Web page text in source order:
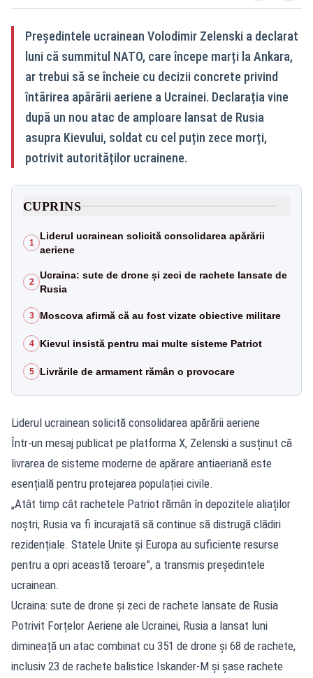
Președintele ucrainean Volodimir Zelenski a declarat
luni că summitul NATO, care începe marți la Ankara,
ar trebui să se încheie cu decizii concrete privind
întărirea apărării aeriene a Ucrainei. Declarația vine
după un nou atac de amploare lansat de Rusia
asupra Kievului, soldat cu cel puțin zece morți,
potrivit autorităților ucrainene.
CUPRINS
1
Liderul ucrainean solicită consolidarea apărării
aeriene
2
Ucraina: sute de drone și zeci de rachete lansate de
Rusia
3 Moscova afirmă că au fost vizate obiective militare
4 Kievul insistă pentru mai multe sisteme Patriot
5 Livrările de armament rămân o provocare
Liderul ucrainean solicită consolidarea apărării aeriene
Într-un mesaj publicat pe platforma X, Zelenski a susținut că
livrarea de sisteme moderne de apărare antiaeriană este
esențială pentru protejarea populației civile.
„Atât timp cât rachetele Patriot rămân în depozitele aliaților
noștri, Rusia va fi încurajată să continue să distrugă clădiri
rezidențiale. Statele Unite și Europa au suficiente resurse
pentru a opri această teroare”, a transmis președintele
ucrainean.
Ucraina: sute de drone și zeci de rachete lansate de Rusia
Potrivit Forțelor Aeriene ale Ucrainei, Rusia a lansat luni
dimineață un atac combinat cu 351 de drone și 68 de rachete,
inclusiv 23 de rachete balistice Iskander-M și șase rachete